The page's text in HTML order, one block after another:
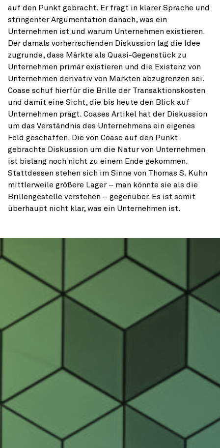
auf den Punkt gebracht. Er fragt in klarer Sprache und
stringenter Argumentation danach, was ein
Unternehmen ist und warum Unternehmen existieren.
Der damals vorherrschenden Diskussion lag die Idee
zugrunde, dass Märkte als Quasi-Gegenstück zu
Unternehmen primär existieren und die Existenz von
Unternehmen derivativ von Märkten ab­zugrenzen sei.
Coase schuf hierfür die Brille der Transaktionskosten
und damit eine Sicht, die bis heute den Blick auf
Unternehmen prägt. Coases Ar­tikel hat der Diskussion
um das Verständnis des Unternehmens ein eige­nes
Feld geschaffen. Die von Coase auf den Punkt
gebrachte Dis­kussion um die Natur von Unternehmen
ist bislang noch nicht zu einem Ende gekommen.
Stattdessen stehen sich im Sinne von Thomas S. Kuhn
mittler­weile größere Lager – man könnte sie als die
Brillengestelle ver­stehen – gegenüber. Es ist somit
überhaupt nicht klar, was ein Unternehmen ist.